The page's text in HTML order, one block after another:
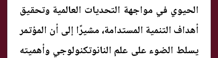
الحيوي في مواجهة التحديات العالمية وتحقيق
أهداف التنمية المستدامة، مشيرًا إلى أن المؤتمر
يسلط الضوء على علم النانوتكنولوجي وأهميته